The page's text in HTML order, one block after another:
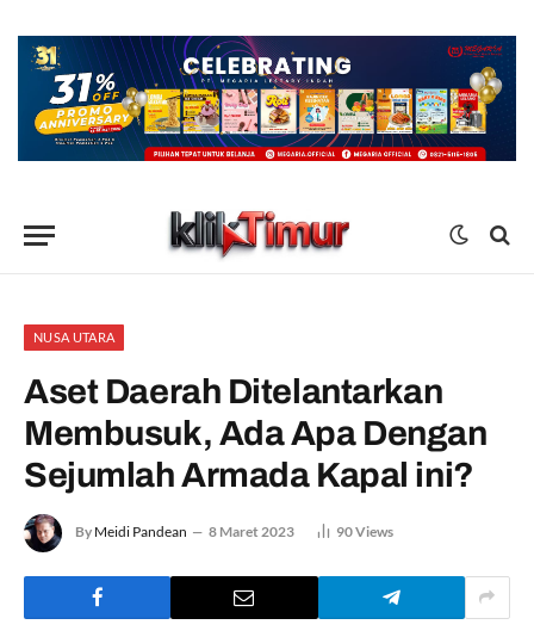
NUSA UTARA
Aset Daerah Ditelantarkan
Membusuk, Ada Apa Dengan
Sejumlah Armada Kapal ini?
By Meidi Pandean 8 Maret 2023 90Views